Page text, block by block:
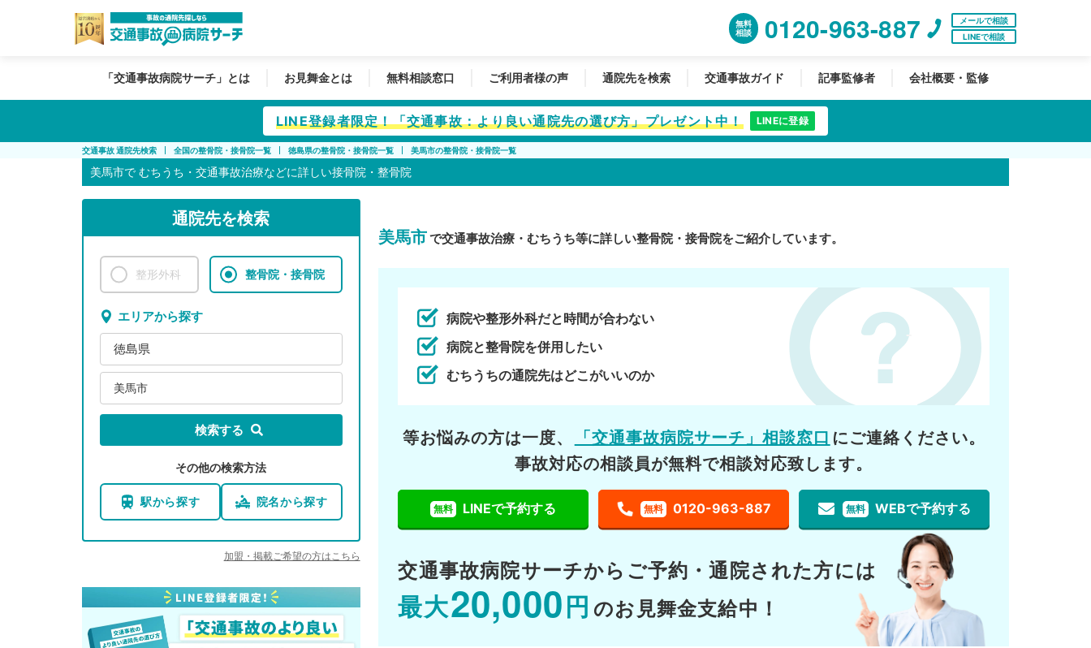
無料
相談
0120-963-887
メールで相談
LINEで相談
「交通事故病院サーチ」とは お見舞金とは 無料相談窓口 ご利用者様の声 通院先を検索 交通事故ガイド 記事監修者 会社概要・監修
LINE登録者限定！「交通事故：より良い通院先の選び方」プレゼント中！ LINEに登録
交通事故 通院先検索 全国の整骨院・接骨院一覧 徳島県の整骨院・接骨院一覧 美馬市の整骨院・接骨院一覧
美馬市で むちうち・交通事故治療などに詳しい接骨院・整骨院
通院先を検索
整形外科 整骨院・接骨院
エリアから探す
徳島県
美馬市
検索する
その他の検索方法
駅から探す 院名から探す
加盟・掲載ご希望の方はこちら
美馬市で交通事故治療・むちうち等に詳しい整骨院・接骨院をご紹介しています。
病院や整形外科だと時間が合わない
病院と整骨院を併用したい
むちうちの通院先はどこがいいのか
等お悩みの方は一度、 「交通事故病院サーチ」相談窓口 にご連絡ください。
事故対応の相談員が無料で相談対応致します。
無料 LINEで予約する 無料 0120-963-887 無料 WEBで予約する
交通事故病院サーチから ご予約・通院された方には
最大20,000 円 のお見舞金支給中！